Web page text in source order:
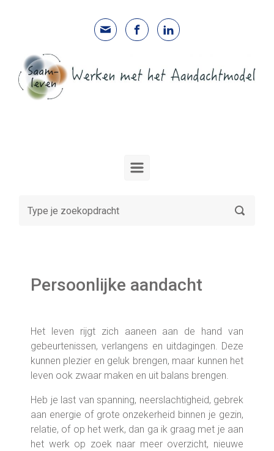
Persoonlijke aandacht
Het leven rijgt zich aaneen aan de hand van
gebeurtenissen, verlangens en uitdagingen. Deze
kunnen plezier en geluk brengen, maar kunnen het
leven ook zwaar maken en uit balans brengen.
Heb je last van spanning, neerslachtigheid, gebrek
aan energie of grote onzekerheid binnen je gezin,
relatie, of op het werk, dan ga ik graag met je aan
het werk op zoek naar meer overzicht, nieuwe